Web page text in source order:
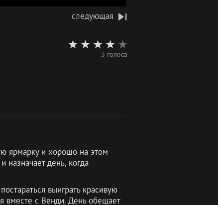
следующая
3 голоса
ярмарку и хорошо на этом
назначает день, когда
выиграть красивую
вместе с Венди. День обещает